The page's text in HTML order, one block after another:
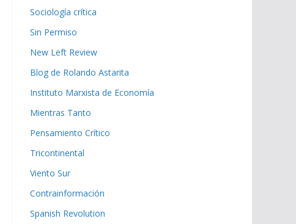
Sociología crítica
Sin Permiso
New Left Review
Blog de Rolando Astarita
Instituto Marxista de Economía
Mientras Tanto
Pensamiento Crítico
Tricontinental
Viento Sur
Contrainformación
Spanish Revolution